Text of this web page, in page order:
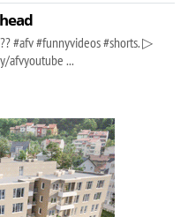
#afv #funnyvideos #shorts. ▷
afvyoutube ...